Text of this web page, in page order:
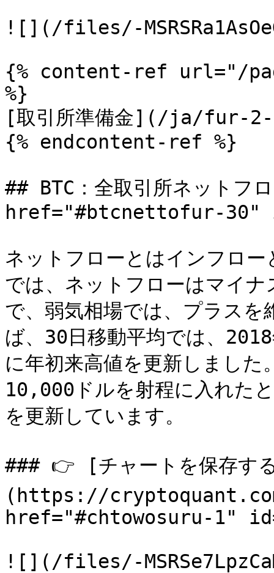
![](/files/-
{% content-ref url="/
%}
[取引所準備金](/ja/fur-
{% endcontent-ref %}
## BTC：全取引所ネットフ
href="#btcnettofur-30"
ネットフローとはインフロ
では、ネットフローはマイ
で、弱気相場では、プラスを
ば、30日移動平均では、
に年初来高値を更新しまし
10,000ドルを射程に入れた
を更新しています。
### 👉 [チャートを保存す
(https://
href="#chtowosuru-1"
![](/files/-